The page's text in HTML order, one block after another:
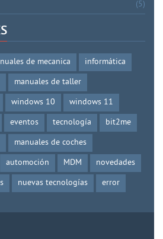
(5)
de mecanica
informática
manuales de taller
windows 10
windows 11
eventos tecnología
bit2me
manuales de coches
automoción MDM
novedades
nuevas tecnologías error